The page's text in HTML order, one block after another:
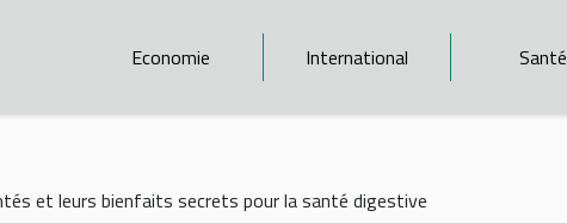
Economie International Santé
et leurs bienfaits secrets pour la santé digestive